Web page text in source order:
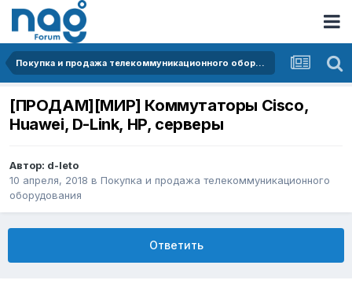
Покупка и продажа телекоммуникационного оборудования
[ПРОДАМ][МИР] Коммутаторы Cisco,
Huawei, D-Link, HP, серверы
Автор: d-leto
10 апреля, 2018 в Покупка и продажа телекоммуникационного
оборудования
Ответить